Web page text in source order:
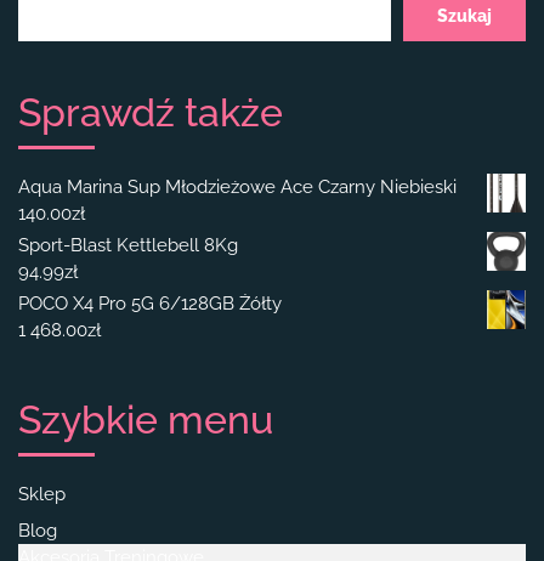
Szukaj
Sprawdź także
Aqua Marina Sup Młodzieżowe Ace Czarny Niebieski
140.00zł
Sport-Blast Kettlebell 8Kg
94.99zł
POCO X4 Pro 5G 6/128GB Żółty
1 468.00zł
Szybkie menu
Sklep
Blog